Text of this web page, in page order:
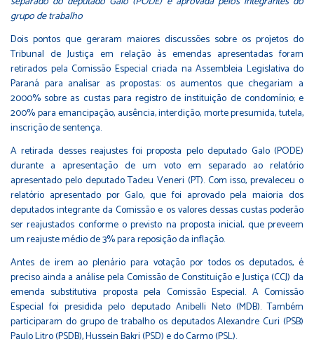
grupo de trabalho
Dois pontos que geraram maiores discussões sobre os projetos do
Tribunal de Justiça em relação às emendas apresentadas foram
retirados pela Comissão Especial criada na Assembleia Legislativa do
Paraná para analisar as propostas: os aumentos que chegariam a
2000% sobre as custas para registro de instituição de condomínio; e
200% para emancipação, ausência, interdição, morte presumida, tutela,
inscrição de sentença.
A retirada desses reajustes foi proposta pelo deputado Galo (PODE)
durante a apresentação de um voto em separado ao relatório
apresentado pelo deputado Tadeu Veneri (PT). Com isso, prevaleceu o
relatório apresentado por Galo, que foi aprovado pela maioria dos
deputados integrante da Comissão e os valores dessas custas poderão
ser reajustados conforme o previsto na proposta inicial, que preveem
um reajuste médio de 3% para reposição da inflação.
Antes de irem ao plenário para votação por todos os deputados, é
preciso ainda a análise pela Comissão de Constituição e Justiça (CCJ) da
emenda substitutiva proposta pela Comissão Especial. A Comissão
Especial foi presidida pelo deputado Anibelli Neto (MDB). Também
participaram do grupo de trabalho os deputados Alexandre Curi (PSB)
Paulo Litro (PSDB), Hussein Bakri (PSD) e do Carmo (PSL).